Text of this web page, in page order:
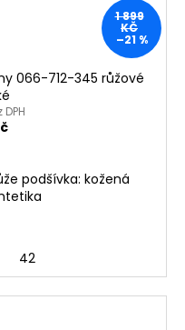
1 899
KČ
–21 %
066-712-345 růžové
podšívka: kožená
42